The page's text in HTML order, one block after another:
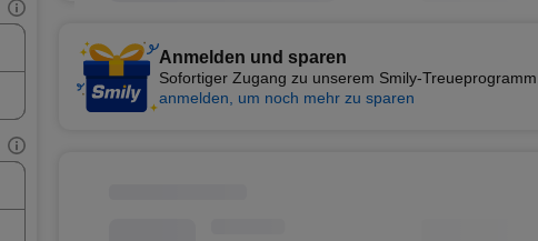
Anmelden und sparen
Sofortiger Zugang zu unserem Smily-Treueprogramm,
anmelden, um noch mehr zu sparen